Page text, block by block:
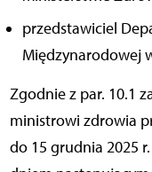
przedstawiciel
Międzynarodowej
Zgodnie z par. 10.1
ministrowi zdrowia
do 15 grudnia 2025